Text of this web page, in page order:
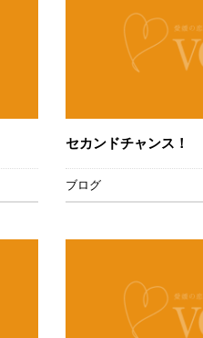
セカンドチャンス！
ブログ